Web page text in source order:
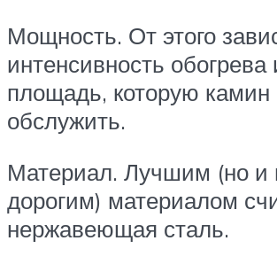
Мощность. От этого
интенсивность обогрева
площадь, которую камин
обслужить.
Материал. Лучшим (но и
дорогим) материалом
нержавеющая сталь.